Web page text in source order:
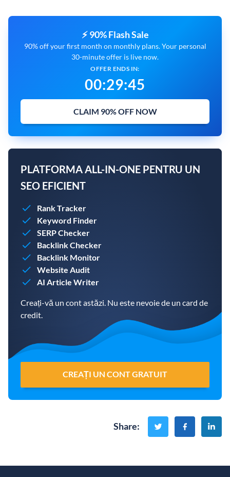
⚡ 90% Flash Sale
90% off your first month on monthly plans. Your personal
30-minute offer is live now.
OFFER ENDS IN:
00:29:43
CLAIM 90% OFF NOW
PLATFORMA ALL-IN-ONE PENTRU UN
SEO EFICIENT
Rank Tracker
Keyword Finder
SERP Checker
Backlink Checker
Backlink Monitor
Website Audit
AI Article Writer
Creați-vă un cont astăzi. Nu este nevoie de un card de
credit.
CREAȚI UN CONT GRATUIT
Share: